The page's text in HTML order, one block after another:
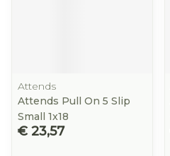
Attends
Attends Pull On 5 Slip
Small 1x18
€ 23,57